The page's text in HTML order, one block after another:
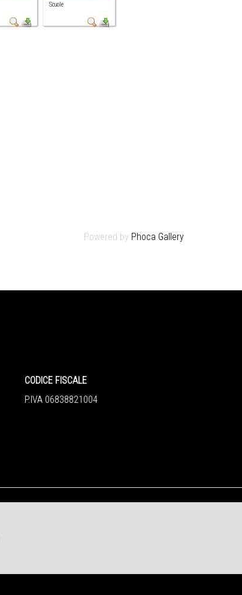
Scuole
Powered by Phoca Gallery
CODICE FISCALE
P.IVA 06838821004